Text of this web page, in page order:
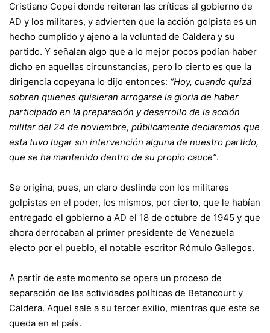
Cristiano Copei donde reiteran las críticas al gobierno de
AD y los militares, y advierten que la acción golpista es un
hecho cumplido y ajeno a la voluntad de Caldera y su
partido. Y señalan algo que a lo mejor pocos podían haber
dicho en aquellas circunstancias, pero lo cierto es que la
dirigencia copeyana lo dijo entonces: “Hoy, cuando quizá
sobren quienes quisieran arrogarse la gloria de haber
participado en la preparación y desarrollo de la acción
militar del 24 de noviembre, públicamente declaramos que
esta tuvo lugar sin intervención alguna de nuestro partido,
que se ha mantenido dentro de su propio cauce”.
Se origina, pues, un claro deslinde con los militares
golpistas en el poder, los mismos, por cierto, que le habían
entregado el gobierno a AD el 18 de octubre de 1945 y que
ahora derrocaban al primer presidente de Venezuela
electo por el pueblo, el notable escritor Rómulo Gallegos.
A partir de este momento se opera un proceso de
separación de las actividades políticas de Betancourt y
Caldera. Aquel sale a su tercer exilio, mientras que este se
queda en el país.